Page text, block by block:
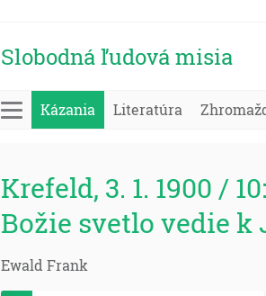
Slobodná ľudová misia
Kázania Literatúra
Krefeld, 3. 1. 1900 /
Božie svetlo vedie k
Ewald Frank